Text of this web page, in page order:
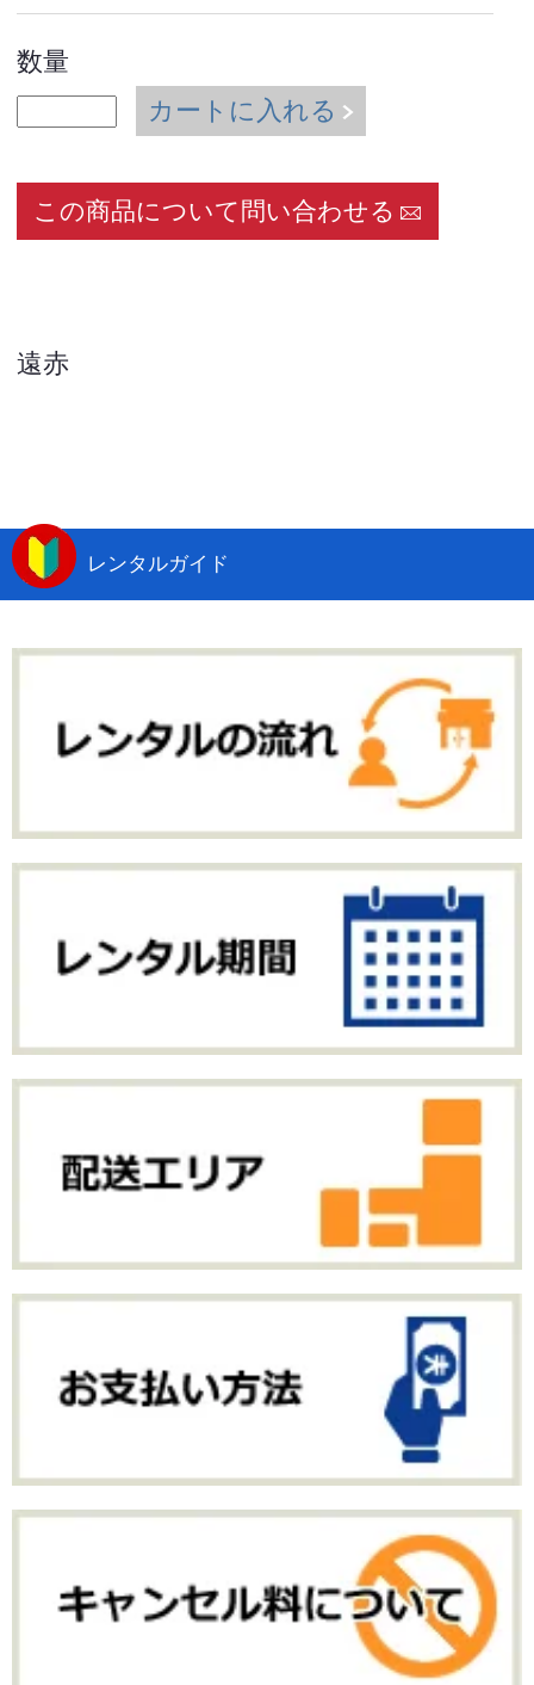
数量
カートに入れる
この商品について問い合わせる
遠赤
レンタルガイド